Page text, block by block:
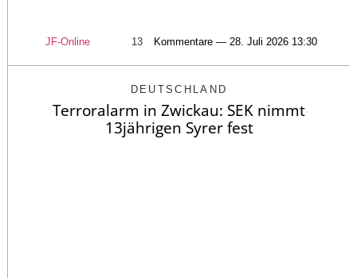
JF-Online 13 Kommentare — 28. Juli 2026 13:30
DEUTSCHLAND
Terroralarm in Zwickau: SEK nimmt
13jährigen Syrer fest